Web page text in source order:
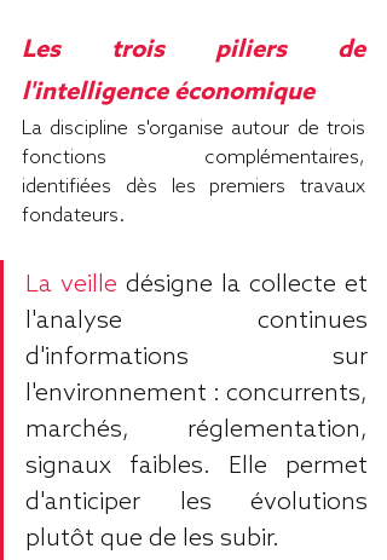
Les trois piliers de
l'intelligence économique
La discipline s'organise autour de trois
fonctions complémentaires,
identifiées dès les premiers travaux
fondateurs.
La veille désigne la collecte et
l'analyse continues
d'informations sur
l'environnement : concurrents,
marchés, réglementation,
signaux faibles. Elle permet
d'anticiper les évolutions
plutôt que de les subir.